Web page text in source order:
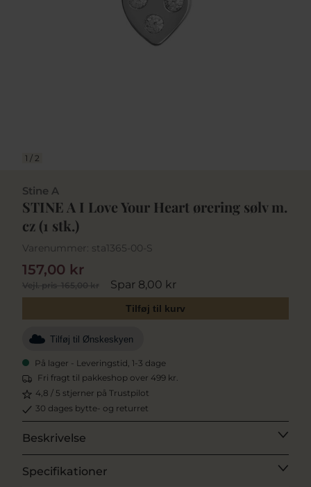
1 / 2
Stine A
STINE A I Love Your Heart ørering sølv m.
cz (1 stk.)
Varenummer: sta1365-00-S
Vejl. pris165,00 kr Spar 8,00 kr
157,00 kr
Tilføj til kurv
Tilføj til Ønskeskyen
På lager - Leveringstid, 1-3 dage
Fri fragt til pakkeshop over 499 kr.
4,8 / 5 stjerner på Trustpilot
30 dages bytte- og returret
Beskrivelse
Specifikationer